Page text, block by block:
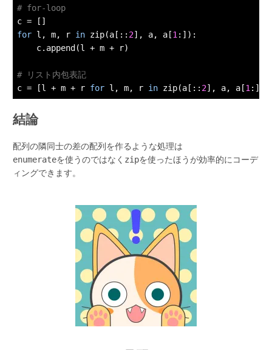
# for-loop
for l, m, r in zip(a[:: 2], a, a[1 :]):
    c.append(l + m + r)
# リスト内包表記
c = [l + m + r for l, m, r in zip(a[:: 2], a, a[1
結論
配列の隣同士の差の配列を作るような処理は
enumerateを使うのではなく zipを使ったほうが効率的にコーデ
ィングできます。